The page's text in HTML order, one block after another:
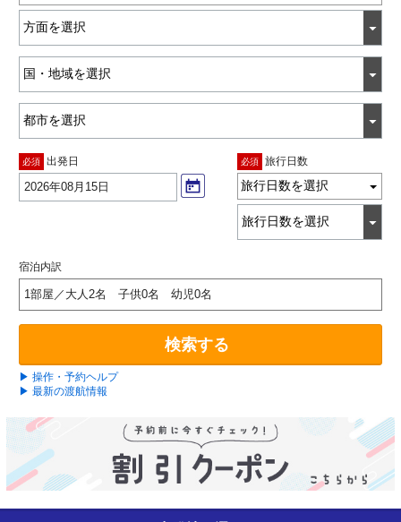
必須 出発日
2026年08月15日
必須 旅行日数
旅行日数を選択
宿泊内訳
1部屋／大人2名 子供0名 幼児0名
検索する
▶ 操作・予約ヘルプ
▶ 最新の渡航情報